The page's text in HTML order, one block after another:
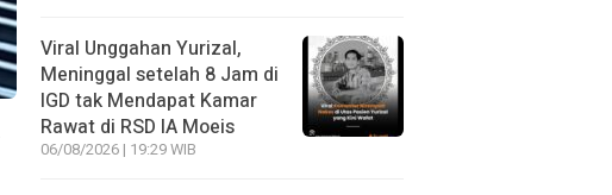
Viral Unggahan Yurizal,
Meninggal setelah 8 Jam di
IGD tak Mendapat Kamar
Rawat di RSD IA Moeis
06/08/2026 | 19:29 WIB